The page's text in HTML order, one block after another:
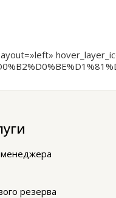
резерва